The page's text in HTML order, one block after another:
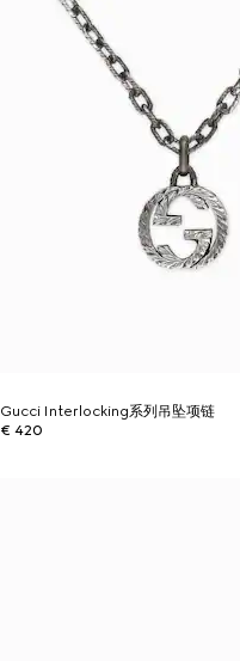
Gucci Interlocking系列吊坠项链
€ 420